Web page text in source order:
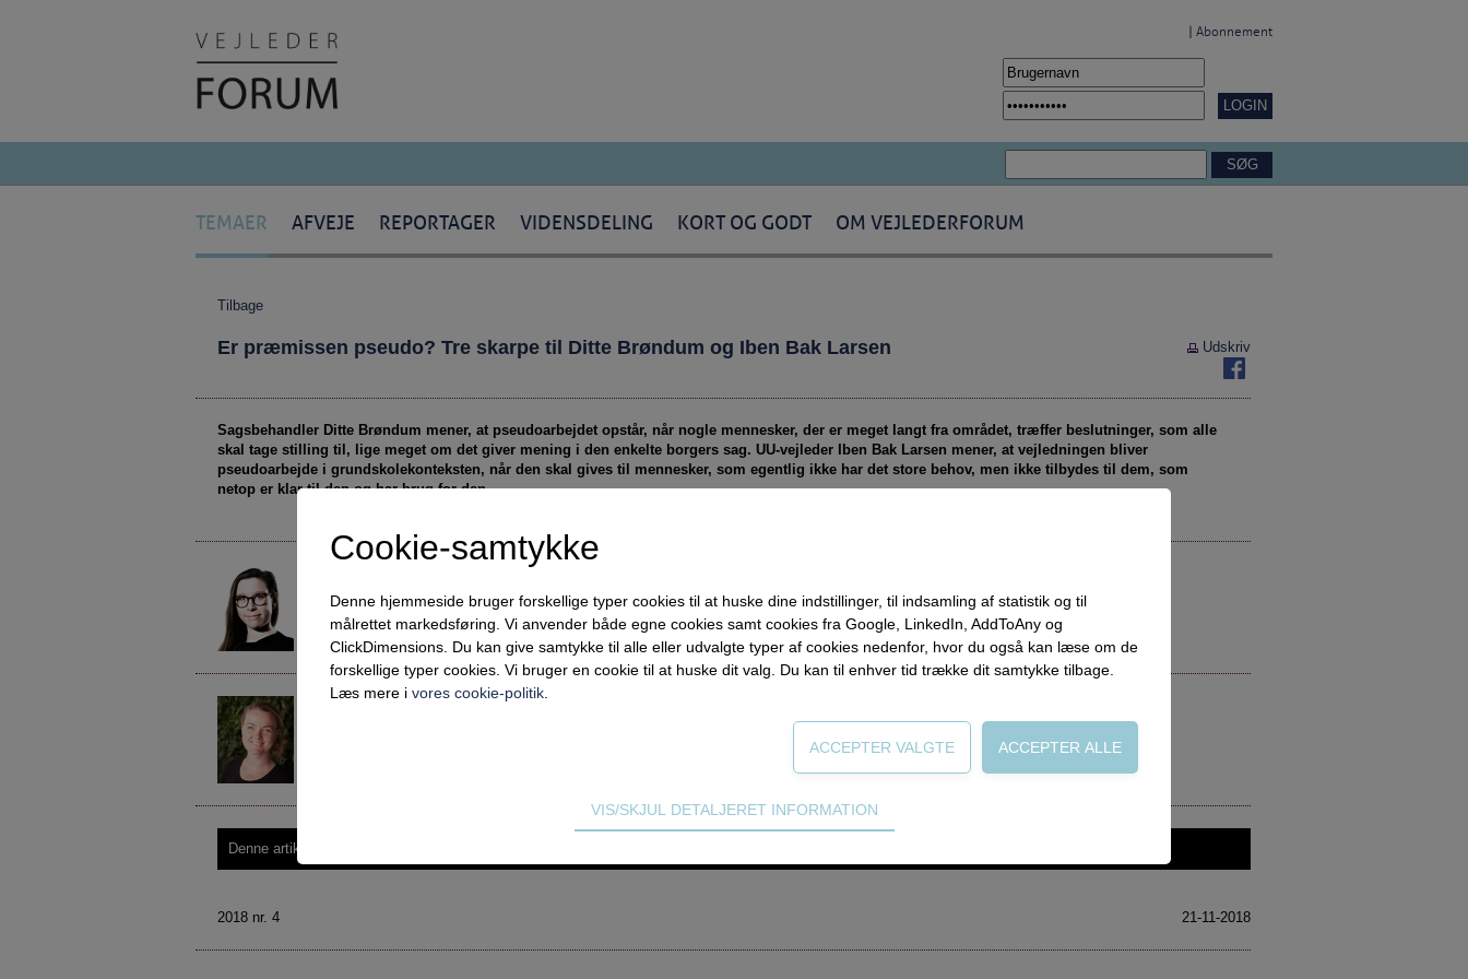
Abonnement
TEMAER AFVEJE REPORTAGER VIDENSDELING KORT OG GODT OM VEJLEDERFORUM
Tilbage
Er præmissen pseudo? Tre skarpe til Ditte Brøndum og Iben Bak Larsen Udskriv
Sagsbehandler Ditte Brøndum mener, at pseudoarbejdet opstår, når nogle mennesker, der er meget langt fra området, træffer beslutninger, som alle
skal tage stilling til, lige meget om det giver mening i den enkelte borgers sag. UU-vejleder Iben Bak Larsen mener, at vejledningen bliver
pseudoarbejde i grundskolekonteksten, når den skal gives til mennesker, som egentlig ikke har det store behov, men ikke tilbydes til dem, som
netop er klar til den og har brug for den.
db@socialraadgiverne.dk
Næstformand
Dansk Socialrådgiverforening
Denne artikel kræver login – prøv Vejlederforum gratis i en måned.
2018 nr. 4 21-11-2018
Cookie-samtykke
Denne hjemmeside bruger forskellige typer cookies til at huske dine indstillinger, til indsamling af statistik og til
målrettet markedsføring. Vi anvender både egne cookies samt cookies fra Google, LinkedIn, AddToAny og
ClickDimensions. Du kan give samtykke til alle eller udvalgte typer af cookies nedenfor, hvor du også kan læse om de
forskellige typer cookies. Vi bruger en cookie til at huske dit valg. Du kan til enhver tid trække dit samtykke tilbage.
Læs mere i vores cookie-politik
Tekniske cookies er nødvendige for hjemmesidens grundlæggende funktioner som fx navigation, adgangskontrol
indsamle besøgsstatistik om antal besøg og hvordan hjemmesiden bruges.
VIS/SKJUL DETALJERET INFORMATION